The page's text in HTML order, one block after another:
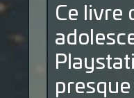
Ce livre